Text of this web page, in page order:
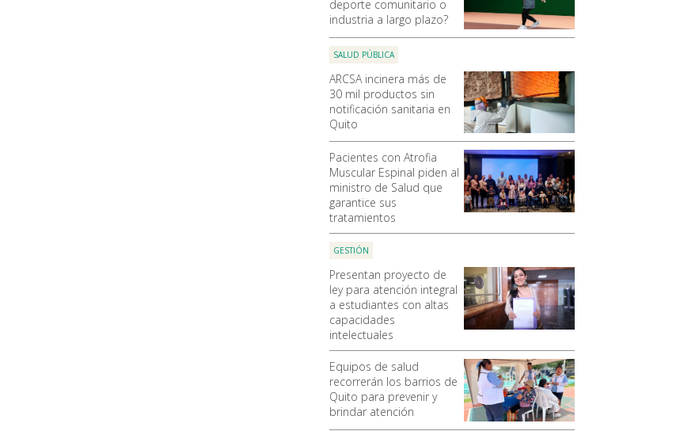
deporte comunitario o
industria a largo plazo?
SALUD PÚBLICA
ARCSA incinera más de
30 mil productos sin
notificación sanitaria en
Quito
Pacientes con Atrofia
Muscular Espinal piden al
ministro de Salud que
garantice sus
tratamientos
GESTIÓN
Presentan proyecto de
ley para atención integral
a estudiantes con altas
capacidades
intelectuales
Equipos de salud
recorrerán los barrios de
Quito para prevenir y
brindar atención